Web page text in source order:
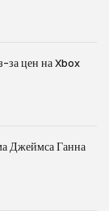
за цен на Xbox
Джеймса Ганна